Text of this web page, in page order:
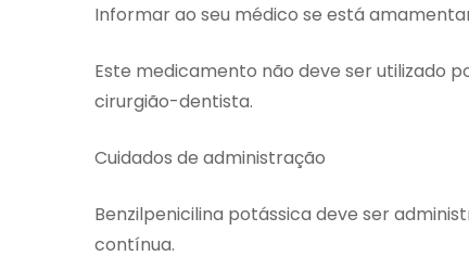
Informar ao seu médico se está
Este medicamento não deve ser utilizado
cirurgião-dentista.
Cuidados de administração
Benzilpenicilina potássica deve ser
contínua.